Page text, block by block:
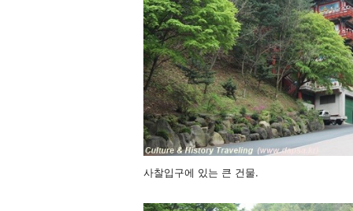
사찰입구에 있는 큰 건물.